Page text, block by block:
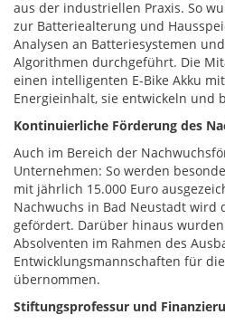
aus der industriellen Praxis. So
zur Batteriealterung und
Analysen an Batteriesystemen
Algorithmen durchgeführt. Die
einen intelligenten E-Bike Akku
Energieinhalt, sie entwickeln und
Kontinuierliche Förderung des
Auch im Bereich der
Unternehmen: So werden
mit jährlich 15.000 Euro
Nachwuchs in Bad Neustadt wird
gefördert. Darüber hinaus
Absolventen im Rahmen des
Entwicklungsmannschaften für
übernommen.
Stiftungsprofessur und